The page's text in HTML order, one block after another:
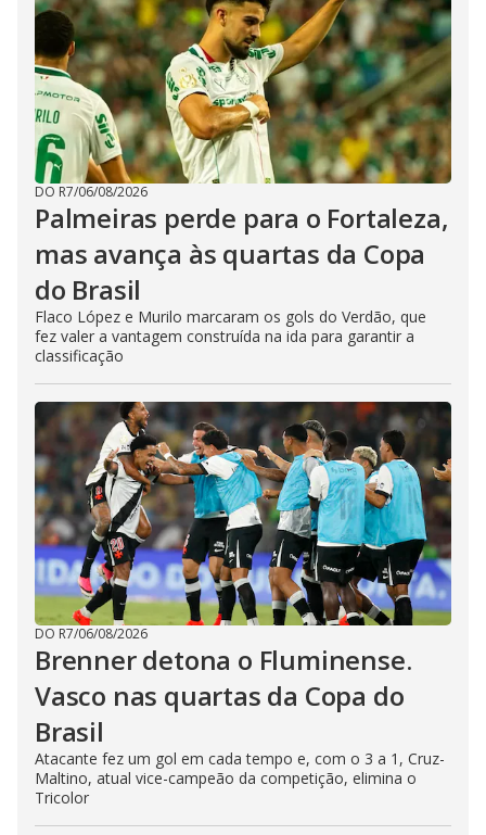
DO R7/06/08/2026
Palmeiras perde para o Fortaleza,
mas avança às quartas da Copa
do Brasil
Flaco López e Murilo marcaram os gols do Verdão, que
fez valer a vantagem construída na ida para garantir a
classificação
DO R7/06/08/2026
Brenner detona o Fluminense.
Vasco nas quartas da Copa do
Brasil
Atacante fez um gol em cada tempo e, com o 3 a 1, Cruz-
Maltino, atual vice-campeão da competição, elimina o
Tricolor